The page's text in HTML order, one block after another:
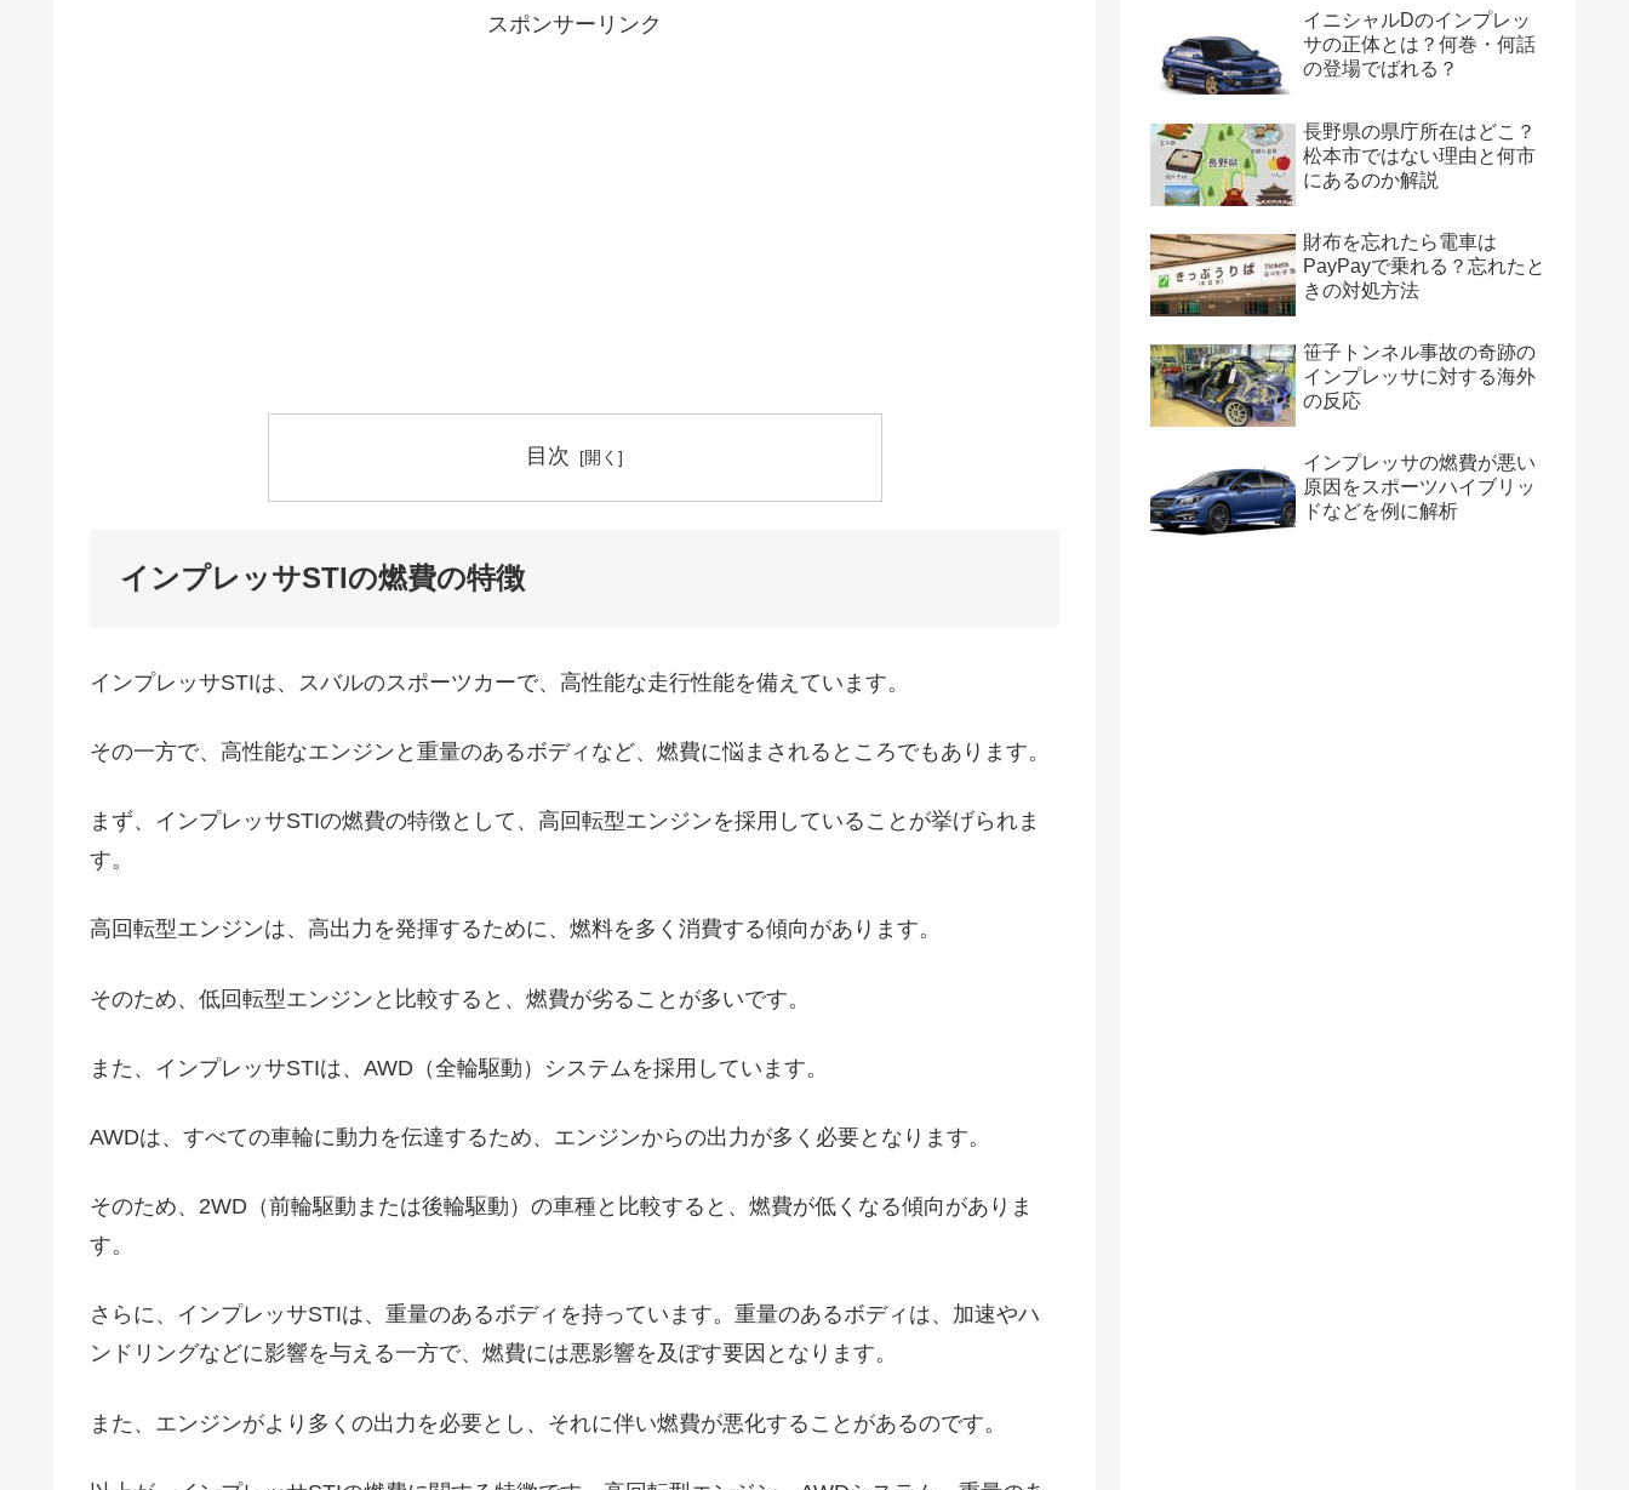
スポンサーリンク
目次
インプレッサSTIの燃費の特徴
インプレッサSTIは、スバルのスポーツカーで、高性能な走行性能を備えています。
その一方で、高性能なエンジンと重量のあるボディなど、燃費に悩まされるところでもあります。
まず、インプレッサSTIの燃費の特徴として、高回転型エンジンを採用していることが挙げられま
す。
高回転型エンジンは、高出力を発揮するために、燃料を多く消費する傾向があります。
そのため、低回転型エンジンと比較すると、燃費が劣ることが多いです。
また、インプレッサSTIは、AWD（全輪駆動）システムを採用しています。
AWDは、すべての車輪に動力を伝達するため、エンジンからの出力が多く必要となります。
そのため、2WD（前輪駆動または後輪駆動）の車種と比較すると、燃費が低くなる傾向がありま
す。
さらに、インプレッサSTIは、重量のあるボディを持っています。重量のあるボディは、加速やハ
ンドリングなどに影響を与える一方で、燃費には悪影響を及ぼす要因となります。
また、エンジンがより多くの出力を必要とし、それに伴い燃費が悪化することがあるのです。
イニシャルDのインプレッ
サの正体とは？何巻・何話
の登場でばれる？
長野県の県庁所在はどこ？
松本市ではない理由と何市
にあるのか解説
財布を忘れたら電車は
PayPayで乗れる？忘れたと
きの対処方法
笹子トンネル事故の奇跡の
インプレッサに対する海外
の反応
インプレッサの燃費が悪い
原因をスポーツハイブリッ
ドなどを例に解析